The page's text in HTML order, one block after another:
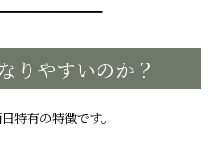
りやすいのか？
特有の特徴です。